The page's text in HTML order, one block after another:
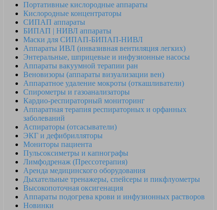
Портативные кислородные аппараты
Кислородные концентраторы
СИПАП аппараты
БИПАП | НИВЛ аппараты
Маски для СИПАП-БИПАП-НИВЛ
Аппараты ИВЛ (инвазивная вентиляция легких)
Энтеральные, шприцевые и инфузионные насосы
Аппараты вакуумной терапии ран
Веновизоры (аппараты визуализации вен)
Аппаратное удаление мокроты (откашливатели)
Спирометры и газоанализаторы
Кардио-респираторный мониторинг
Аппаратная терапия респираторных и орфанных
заболеваний
Аспираторы (отсасыватели)
ЭКГ и дефибрилляторы
Мониторы пациента
Пульсоксиметры и капнографы
Лимфодренаж (Прессотерапия)
Аренда медицинского оборудования
Дыхательные тренажеры, спейсеры и пикфлуометры
Высокопоточная оксигенация
Аппараты подогрева крови и инфузионных растворов
Новинки